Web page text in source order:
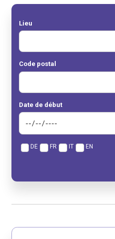
Lieu
Code postal
Date de début
DE FR IT EN